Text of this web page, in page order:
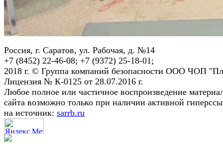
Россия, г. Саратов, ул. Рабочая, д. №14
+7 (8452) 22-46-08; +7 (9372) 25-18-01;
2018 г. © Группа компаний безопасности ООО ЧОП
Лицензия № К-0125 от 28.07.2016 г.
Любое полное или частичное воспроизведение
сайта возможно только при наличии активной
на источник: sarrb.ru